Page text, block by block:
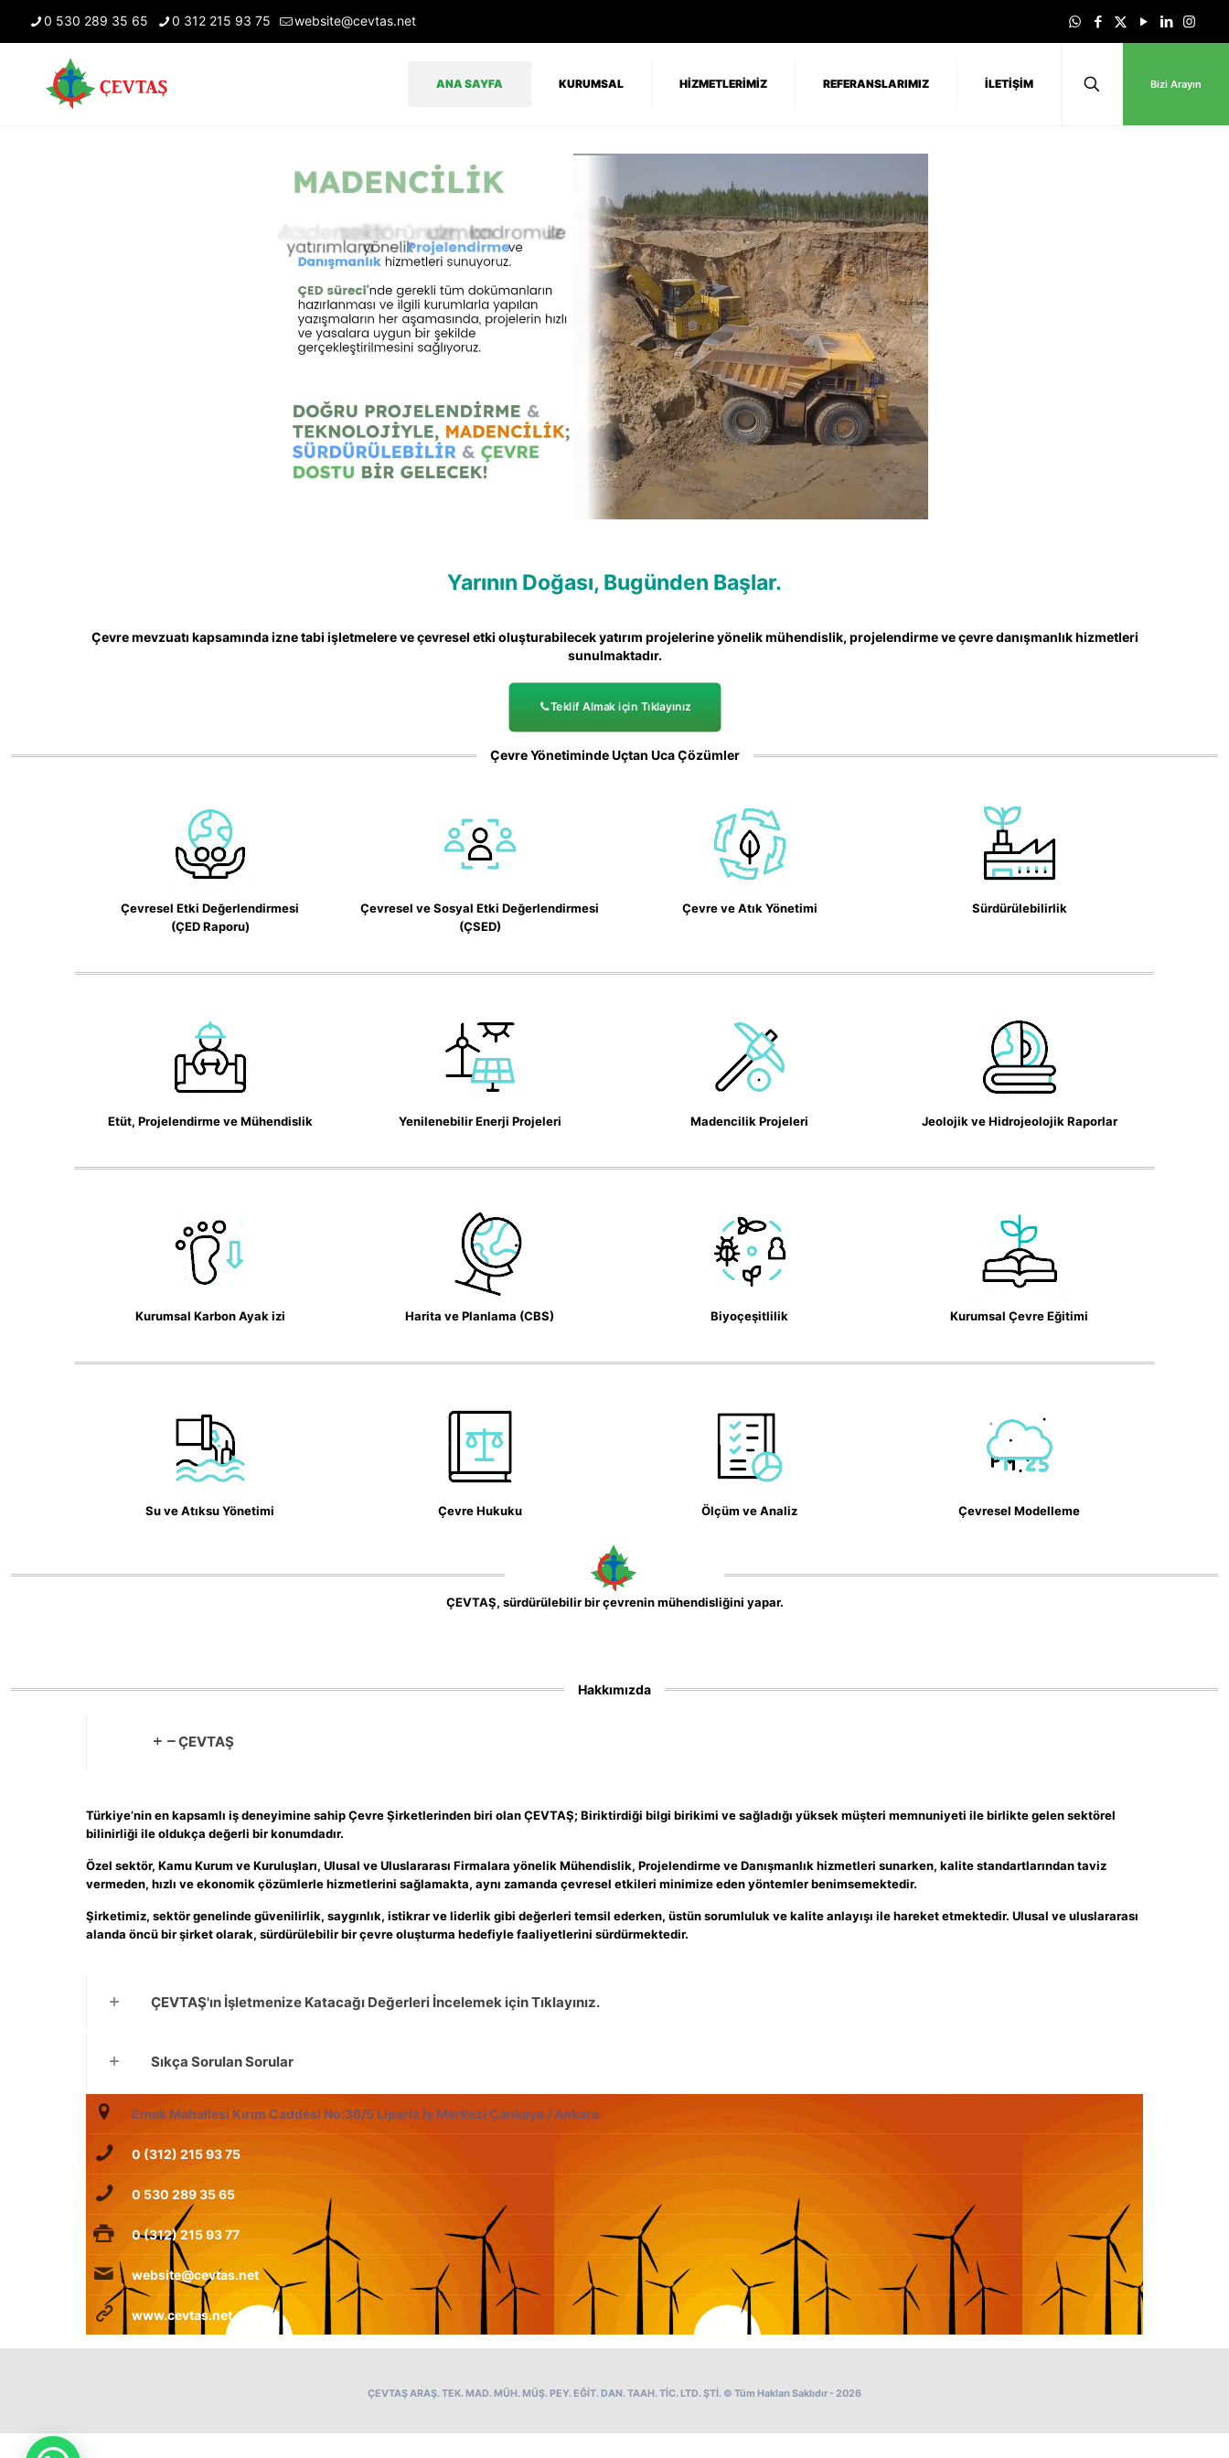
0 530 289 35 65 0 312 215 93 75 website@cevtas.net
ANA SAYFA KURUMSAL HİZMETLERİMİZ REFERANSLARIMIZ İLETİŞİM Bizi Arayın
Yarının Doğası, Bugünden Başlar.
Çevre mevzuatı kapsamında izne tabi işletmelere ve çevresel etki oluşturabilecek yatırım projelerine yönelik mühendislik, projelendirme ve çevre danışmanlık hizmetleri
sunulmaktadır.
Teklif Almak için Tıklayınız
Çevre Yönetiminde Uçtan Uca Çözümler
Çevresel Etki Değerlendirmesi
(ÇED Raporu)
Çevresel ve Sosyal Etki Değerlendirmesi
(ÇSED)
Çevre ve Atık Yönetimi Sürdürülebilirlik
Etüt, Projelendirme ve Mühendislik Yenilenebilir Enerji Projeleri Madencilik Projeleri Jeolojik ve Hidrojeolojik Raporlar
Kurumsal Karbon Ayak izi Harita ve Planlama (CBS) Biyoçeşitlilik Kurumsal Çevre Eğitimi
Su ve Atıksu Yönetimi Çevre Hukuku Ölçüm ve Analiz Çevresel Modelleme
ÇEVTAŞ, sürdürülebilir bir çevrenin mühendisliğini yapar.
Hakkımızda
ÇEVTAŞ
Türkiye’nin en kapsamlı iş deneyimine sahip Çevre Şirketlerinden biri olan ÇEVTAŞ; Biriktirdiği bilgi birikimi ve sağladığı yüksek müşteri memnuniyeti ile birlikte gelen sektörel
bilinirliği ile oldukça değerli bir konumdadır.
Özel sektör, Kamu Kurum ve Kuruluşları, Ulusal ve Uluslararası Firmalara yönelik Mühendislik, Projelendirme ve Danışmanlık hizmetleri sunarken, kalite standartlarından taviz
vermeden, hızlı ve ekonomik çözümlerle hizmetlerini sağlamakta, aynı zamanda çevresel etkileri minimize eden yöntemler benimsemektedir.
Şirketimiz, sektör genelinde güvenilirlik, saygınlık, istikrar ve liderlik gibi değerleri temsil ederken, üstün sorumluluk ve kalite anlayışı ile hareket etmektedir. Ulusal ve uluslararası
alanda öncü bir şirket olarak, sürdürülebilir bir çevre oluşturma hedefiyle faaliyetlerini sürdürmektedir.
ÇEVTAŞ'ın İşletmenize Katacağı Değerleri İncelemek için Tıklayınız.
Sıkça Sorulan Sorular
Emek Mahallesi Kırım Caddesi No:36/5 Liparis İş Merkezi Çankaya / Ankara
0 (312) 215 93 75
0 530 289 35 65
0 (312) 215 93 77
website@cevtas.net
www.cevtas.net
ÇEVTAŞ ARAŞ. TEK. MAD. MÜH. MÜŞ. PEY. EĞİT. DAN. TAAH. TİC. LTD. ŞTİ. © Tüm Hakları Saklıdır - 2026